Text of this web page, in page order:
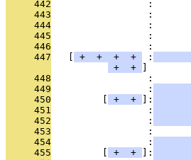
     442
:
     443
:
     444
:
     445
:
     446
:
     447
+ + + + :
+
+
     448
:
     449
                 :
     450
+ + ]:
     451
                 :
     452
                 :
     453
:
     454
                 :
     455
+ + ]: